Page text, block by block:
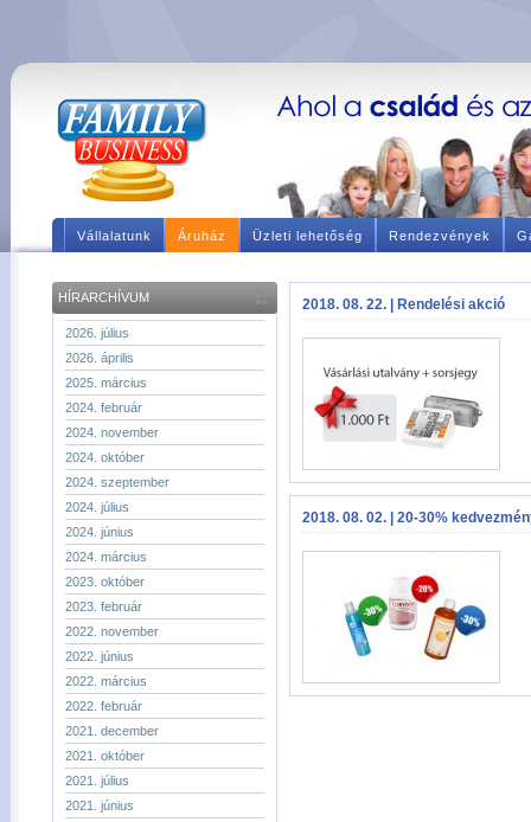
Vállalatunk Áruház Üzleti lehetőség Rendezvények
HÍRARCHÍVUM
2026. július
2026. április
2025. március
2024. február
2024. november
2024. október
2024. szeptember
2024. július
2024. június
2024. március
2023. október
2023. február
2022. november
2022. június
2022. március
2022. február
2021. december
2021. október
2021. július
2021. június
2018. 08. 22. | Rendelési akció
2018. 08. 02. | 20-30%